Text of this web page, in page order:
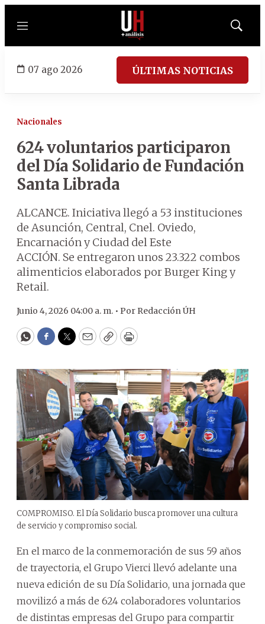
Menú
Mostrar
07 ago 2026 ÚLTIMAS NOTICIAS
Nacionales
624 voluntarios participaron
del Día Solidario de Fundación
Santa Librada
ALCANCE. Iniciativa llegó a 53 instituciones
de Asunción, Central, Cnel. Oviedo,
Encarnación y Ciudad del Este
ACCIÓN. Se entregaron unos 23.322 combos
alimenticios elaborados por Burger King y
Retail.
Junio 4, 2026 04:00 a. m. • Por Redacción ÚH
WhatsApp
Facebook
Twitter
EmailCopyPrint
COMPROMISO. El Día Solidario busca promover una cultura
de servicio y compromiso social.
En el marco de la conmemoración de sus 59 años
de trayectoria, el Grupo Vierci llevó adelante una
nueva edición de su Día Solidario, una jornada que
movilizó a más de 624 colaboradores voluntarios
de distintas empresas del Grupo para compartir